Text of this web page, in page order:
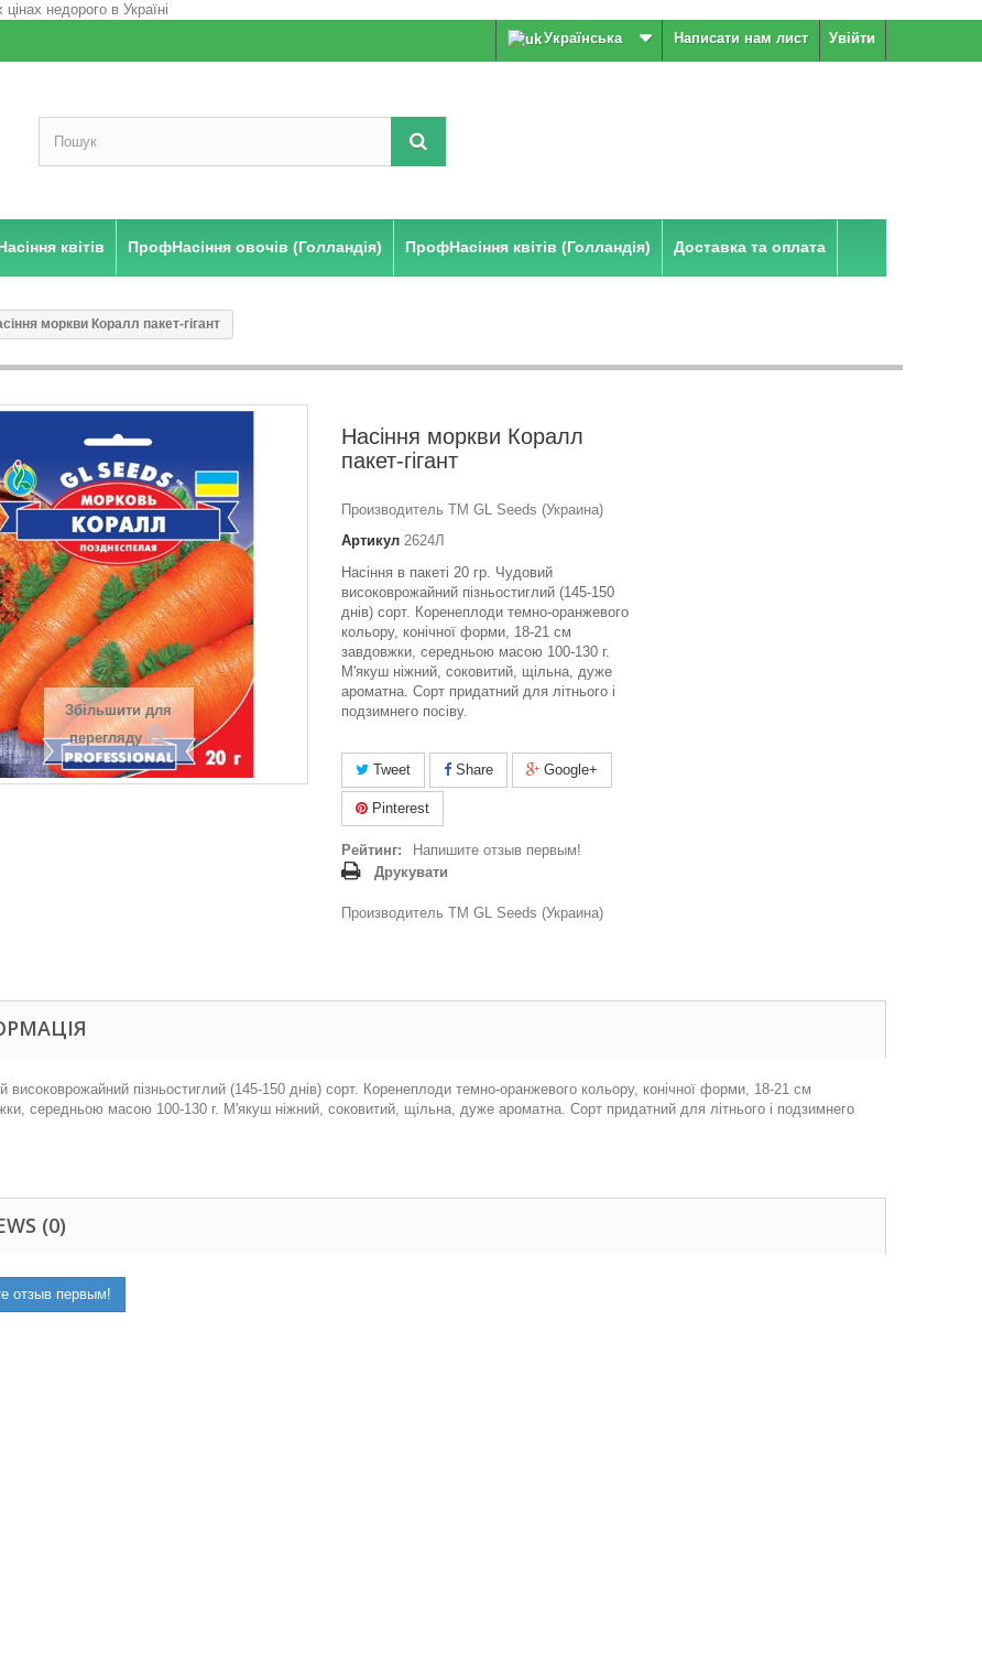
Увійти
Написати нам лист
Українська
квітів ПрофНасіння овочів (Голландія) ПрофНасіння квітів (Голландія) Доставка та оплата
моркви Коралл пакет-гігант
Збільшити для
перегляду
Насіння моркви Коралл
пакет-гігант
Производитель ТМ GL Seeds (Украина)
Артикул 2624Л
Насіння в пакеті 20 гр. Чудовий
високоврожайний пізньостиглий (145-150
днів) сорт. Коренеплоди темно-оранжевого
кольору, конічної форми, 18-21 см
завдовжки, середньою масою 100-130 г.
М'якуш ніжний, соковитий, щільна, дуже
ароматна. Сорт придатний для літнього і
подзимнего посіву.
Tweet Share Google+
Pinterest
Рейтинг:
Напишите отзыв первым!
Друкувати
Производитель ТМ GL Seeds (Украина)
високоврожайний пізньостиглий (145-150 днів) сорт. Коренеплоди темно-оранжевого кольору, конічної форми, 18-21 см
середньою масою 100-130 г. М'якуш ніжний, соковитий, щільна, дуже ароматна. Сорт придатний для літнього і подзимнего
(0)
отзыв первым!